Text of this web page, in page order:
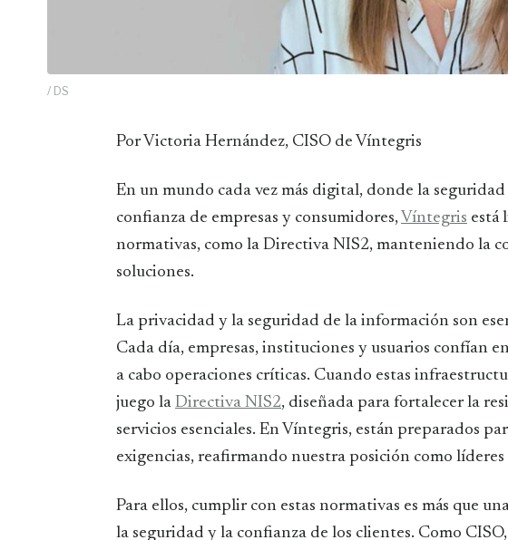
/ DS
Por Victoria Hernández, CISO de Víntegris
En un mundo cada vez más digital, donde la
confianza de empresas y consumidores, Víntegris está
normativas, como la Directiva NIS2, manteniendo la
soluciones.
La privacidad y la seguridad de la información son
Cada día, empresas, instituciones y usuarios confían
a cabo operaciones críticas. Cuando estas
juego la Directiva NIS2, diseñada para fortalecer la
servicios esenciales. En Víntegris, están preparados
exigencias, reafirmando nuestra posición como líderes
Para ellos, cumplir con estas normativas es más que
la seguridad y la confianza de los clientes. Como